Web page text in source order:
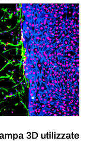
3D utilizzate